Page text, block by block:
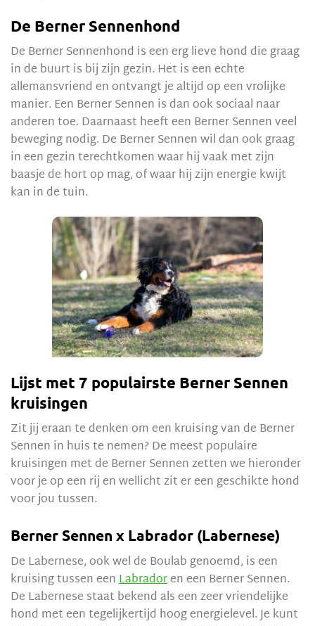
De Berner Sennenhond
De Berner Sennenhond is een erg lieve hond die graag
in de buurt is bij zijn gezin. Het is een echte
allemansvriend en ontvangt je altijd op een vrolijke
manier. Een Berner Sennen is dan ook sociaal naar
anderen toe. Daarnaast heeft een Berner Sennen veel
beweging nodig. De Berner Sennen wil dan ook graag
in een gezin terechtkomen waar hij vaak met zijn
baasje de hort op mag, of waar hij zijn energie kwijt
kan in de tuin.
Lijst met 7 populairste Berner Sennen
kruisingen
Zit jij eraan te denken om een kruising van de Berner
Sennen in huis te nemen? De meest populaire
kruisingen met de Berner Sennen zetten we hieronder
voor je op een rij en wellicht zit er een geschikte hond
voor jou tussen.
Berner Sennen x Labrador (Labernese)
De Labernese, ook wel de Boulab genoemd, is een
kruising tussen eenLabradoren een Berner Sennen.
De Labernese staat bekend als een zeer vriendelijke
hond met een tegelijkertijd hoog energielevel. Je kunt